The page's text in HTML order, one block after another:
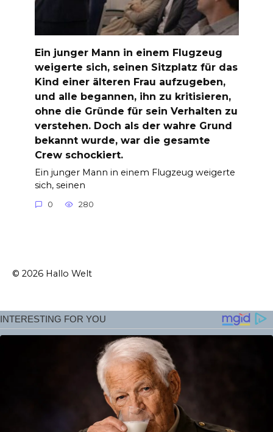
Ein junger Mann in einem Flugzeug
weigerte sich, seinen Sitzplatz für das
Kind einer älteren Frau aufzugeben,
und alle begannen, ihn zu kritisieren,
ohne die Gründe für sein Verhalten zu
verstehen. Doch als der wahre Grund
bekannt wurde, war die gesamte
Crew schockiert.
Ein junger Mann in einem Flugzeug weigerte
sich, seinen
0 280
© 2026 Hallo Welt